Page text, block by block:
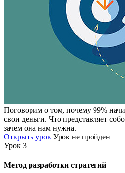
Поговорим о том, почему 99%
свои деньги. Что представляет
зачем она нам нужна.
Открыть урок Урок не пройден
Урок 3
Метод разработки стратегий